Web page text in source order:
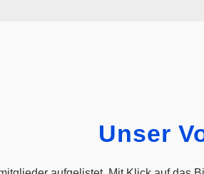
Unser